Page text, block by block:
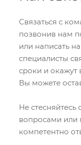
Связаться с
позвонив нам
или написать
специалисты
сроки и
Вы можете
Не
вопросами
компетентно